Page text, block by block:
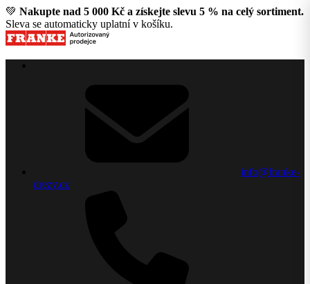
💚 Nakupte nad 5 000 Kč a získejte slevu 5 % na celý sortiment.
Sleva se automaticky uplatní v košíku.
info@franke-
drezy.cz